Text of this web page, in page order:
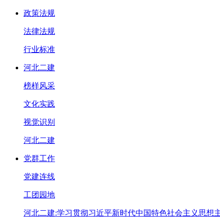
政策法规
法律法规
行业标准
河北二建
榜样风采
文化实践
视觉识别
河北二建
党群工作
党建连线
工团园地
河北二建:学习贯彻习近平新时代中国特色社会主义思想